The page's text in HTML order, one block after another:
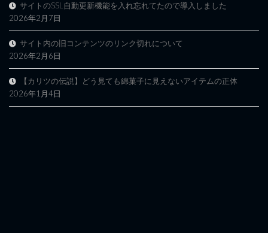
サイトのSSL自動更新機能を入れ忘れてたので導入しました
2026年2月7日
サイト内の旧コンテンツのリンク切れについて
2026年2月6日
【カリツの伝説】どう見ても綿菓子に見えないアイテムの正体
2026年1月4日